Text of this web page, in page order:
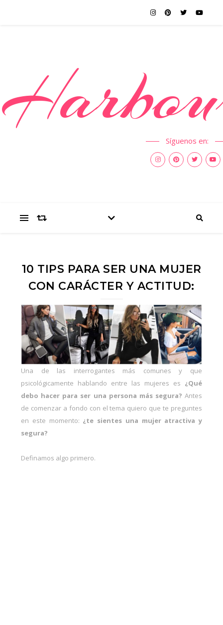
Síguenos en:
10 TIPS PARA SER UNA MUJER
CON CARÁCTER Y ACTITUD:
Una de las interrogantes más comunes y que
psicológicamente hablando entre las mujeres es ¿Qué
debo hacer para ser una persona más segura? Antes
de comenzar a fondo con el tema quiero que te preguntes
en este momento: ¿te sientes una mujer atractiva y
segura?
Definamos algo primero.